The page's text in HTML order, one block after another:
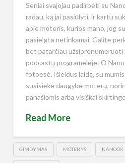
Seniai svajojau padirbėti su
radau, ką jai pasiūlyti, ir kartu
apie moteris, kurios mano, jog
pasielgta netinkamai. Galite
bet patarčiau užsiprenumeruoti
podcastų programėlėje: O
fotoesė. Išleidus laidą, su
susisiekė daugybė moterų,
panašiomis arba visiškai
Read More
GIMDYMAS MOTERYS NANOOK